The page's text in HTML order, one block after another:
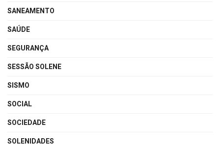
SANEAMENTO
SAÚDE
SEGURANÇA
SESSÃO SOLENE
SISMO
SOCIAL
SOCIEDADE
SOLENIDADES